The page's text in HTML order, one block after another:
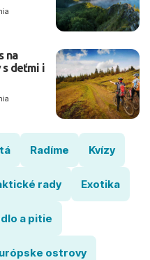
na
s deťmi i
Radíme Kvízy
rady Exotika
a pitie
ostrovy